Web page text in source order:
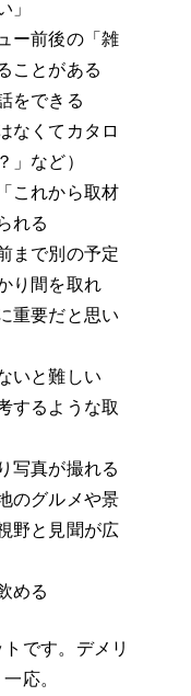
」
ー前後の「雑
ことがある
をできる
なくてカタロ
」など）
これから取材
れる
まで別の予定
り間を取れ
重要だと思い
いと難しい
するような取
写真が撮れる
のグルメや景
野と見聞が広
める
です。デメリ
応。